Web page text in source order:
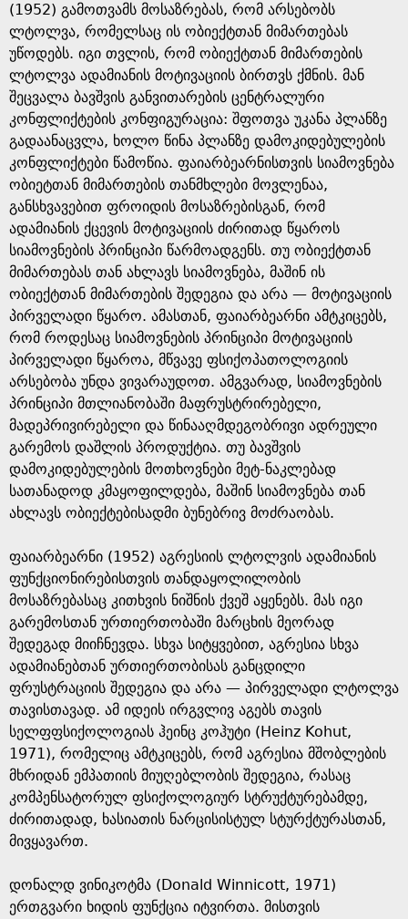
(1952) გამოთვამს მოსაზრებას, რომ არსებობს
ლტოლვა, რომელსაც ის ობიექტთან მიმართებას
უწოდებს. იგი თვლის, რომ ობიექტთან მიმართების
ლტოლვა ადამიანის მოტივაციის ბირთვს ქმნის. მან
შეცვალა ბავშვის განვითარების ცენტრალური
კონფლიქტების კონფიგურაცია: შფოთვა უკანა პლანზე
გადაანაცვლა, ხოლო წინა პლანზე დამოკიდებულების
კონფლიქტები წამოწია. ფაიარბეარნისთვის სიამოვნება
ობიეტთან მიმართების თანმხლები მოვლენაა,
განსხვავებით ფროიდის მოსაზრებისგან, რომ
ადამიანის ქცევის მოტივაციის ძირითად წყაროს
სიამოვნების პრინციპი წარმოადგენს. თუ ობიექტთან
მიმართებას თან ახლავს სიამოვნება, მაშინ ის
ობიექტთან მიმართების შედეგია და არა — მოტივაციის
პირველადი წყარო. ამასთან, ფაიარბეარნი ამტკიცებს,
რომ როდესაც სიამოვნების პრინციპი მოტივაციის
პირველადი წყაროა, მწვავე ფსიქოპათოლოგიის
არსებობა უნდა ვივარაუდოთ. ამგვარად, სიამოვნების
პრინციპი მთლიანობაში მაფრუსტრირებელი,
მადეპრივირებელი და წინააღმდეგობრივი ადრეული
გარემოს დაშლის პროდუქტია. თუ ბავშვის
დამოკიდებულების მოთხოვნები მეტ-ნაკლებად
სათანადოდ კმაყოფილდება, მაშინ სიამოვნება თან
ახლავს ობიექტებისადმი ბუნებრივ მოძრაობას.
ფაიარბეარნი (1952) აგრესიის ლტოლვის ადამიანის
ფუნქციონირებისთვის თანდაყოლილობის
მოსაზრებასაც კითხვის ნიშნის ქვეშ აყენებს. მას იგი
გარემოსთან ურთიერთობაში მარცხის მეორად
შედეგად მიიჩნევდა. სხვა სიტყვებით, აგრესია სხვა
ადამიანებთან ურთიერთობისას განცდილი
ფრუსტრაციის შედეგია და არა — პირველადი ლტოლვა
თავისთავად. ამ იდეის ირგვლივ აგებს თავის
სელფფსიქოლოგიას ჰეინც კოჰუტი (Heinz Kohut,
1971), რომელიც ამტკიცებს, რომ აგრესია მშობლების
მხრიდან ემპათიის მიუღებლობის შედეგია, რასაც
კომპენსატორულ ფსიქოლოგიურ სტრუქტურებამდე,
ძირითადად, ხასიათის ნარცისისტულ სტურქტურასთან,
მივყავართ.
დონალდ ვინიკოტმა (Donald Winnicott, 1971)
ერთგვარი ხიდის ფუნქცია იტვირთა. მისთვის